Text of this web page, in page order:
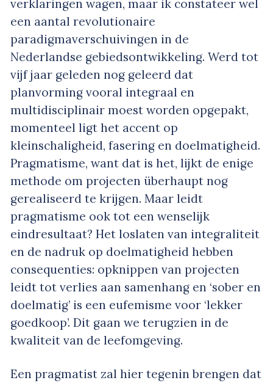
verklaringen wagen, maar ik constateer wel
een aantal revolutionaire
paradigmaverschuivingen in de
Nederlandse gebiedsontwikkeling. Werd tot
vijf jaar geleden nog geleerd dat
planvorming vooral integraal en
multidisciplinair moest worden opgepakt,
momenteel ligt het accent op
kleinschaligheid, fasering en doelmatigheid.
Pragmatisme, want dat is het, lijkt de enige
methode om projecten überhaupt nog
gerealiseerd te krijgen. Maar leidt
pragmatisme ook tot een wenselijk
eindresultaat? Het loslaten van integraliteit
en de nadruk op doelmatigheid hebben
consequenties: opknippen van projecten
leidt tot verlies aan samenhang en ‘sober en
doelmatig’ is een eufemisme voor ‘lekker
goedkoop’. Dit gaan we terugzien in de
kwaliteit van de leefomgeving.
Een pragmatist zal hier tegenin brengen dat